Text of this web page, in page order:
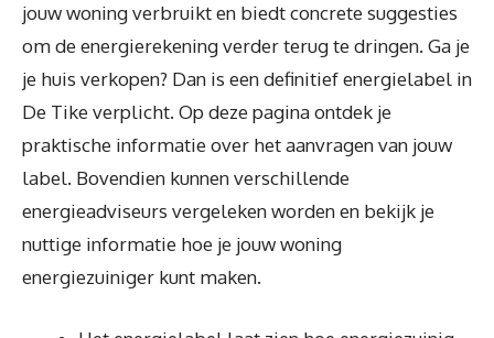
jouw woning verbruikt en biedt concrete suggesties
om de energierekening verder terug te dringen. Ga je
je huis verkopen? Dan is een definitief energielabel in
De Tike verplicht. Op deze pagina ontdek je
praktische informatie over het aanvragen van jouw
label. Bovendien kunnen verschillende
energieadviseurs vergeleken worden en bekijk je
nuttige informatie hoe je jouw woning
energiezuiniger kunt maken.